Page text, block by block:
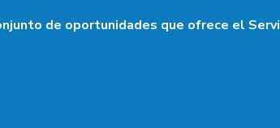
de oportunidades que ofrece el